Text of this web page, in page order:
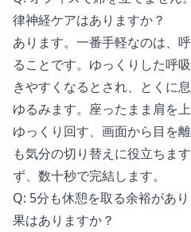
律神経ケアはありますか？
あります。一番手軽なのは、
ることです。ゆっくりした呼
きやすくなるとされ、とくに
ゆるみます。座ったまま肩を
ゆっくり回す、画面から目を
も気分の切り替えに役立ちま
ず、数十秒で完結します。
Q: 5分も休憩を取る余裕があ
果はありますか？